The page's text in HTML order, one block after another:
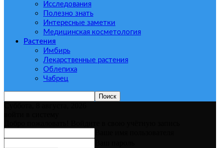
Исследования
Полезно знать
Интересные заметки
Медицинская косметология
Растения
Имбирь
Лекарственные растения
Облепиха
Чабрец